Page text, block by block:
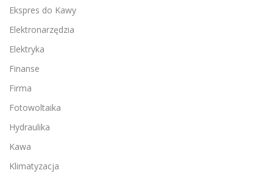
Ekspres do Kawy
Elektronarzędzia
Elektryka
Finanse
Firma
Fotowoltaika
Hydraulika
Kawa
Klimatyzacja